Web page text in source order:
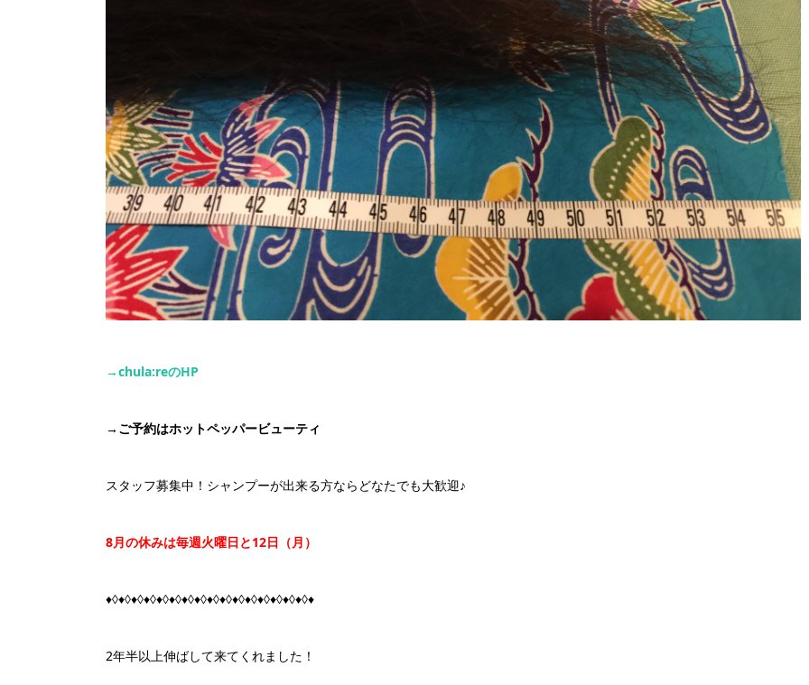
→chula:reのHP
→ ご予約はホットペッパービューティ
スタッフ募集中！シャンプーが出来る方ならどなたでも大歓迎♪
8月の休みは毎週火曜日と12日（月）
♦◊♦◊♦◊♦◊♦◊♦◊♦◊♦◊♦◊♦◊♦◊♦◊♦◊♦◊♦◊♦◊♦
2年半以上伸ばして来てくれました！